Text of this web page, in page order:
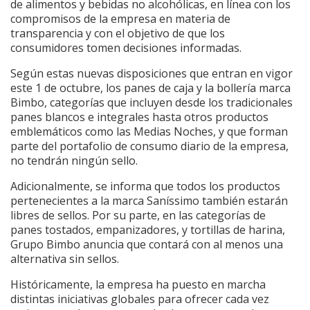
de alimentos y bebidas no alcohólicas, en línea con los
compromisos de la empresa en materia de
transparencia y con el objetivo de que los
consumidores tomen decisiones informadas.
Según estas nuevas disposiciones que entran en vigor
este 1 de octubre, los panes de caja y la bollería marca
Bimbo, categorías que incluyen desde los tradicionales
panes blancos e integrales hasta otros productos
emblemáticos como las Medias Noches, y que forman
parte del portafolio de consumo diario de la empresa,
no tendrán ningún sello.
Adicionalmente, se informa que todos los productos
pertenecientes a la marca Saníssimo también estarán
libres de sellos. Por su parte, en las categorías de
panes tostados, empanizadores, y tortillas de harina,
Grupo Bimbo anuncia que contará con al menos una
alternativa sin sellos.
Históricamente, la empresa ha puesto en marcha
distintas iniciativas globales para ofrecer cada vez